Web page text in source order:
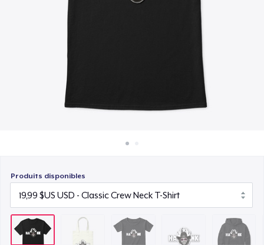
Produits disponibles
17,00 $US
9,99 $US
Unisex Classic Pullover Hoodie
39,99 $US
Unisex Classic Crewneck Sweatshirt
34,00 $US
Kids Classic Pullover Hoodie